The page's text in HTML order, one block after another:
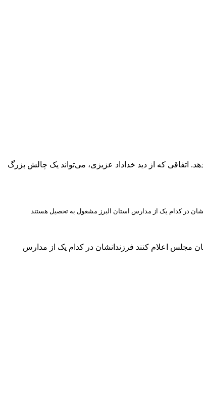
اتفاقی که از دید خداداد عزیزی، می‌تواند یک چالش بزرگ
در کدام یک از مدارس استان البرز مشغول به تحصیل هستند
مجلس اعلام کنند فرزندانشان در کدام یک از مدارس